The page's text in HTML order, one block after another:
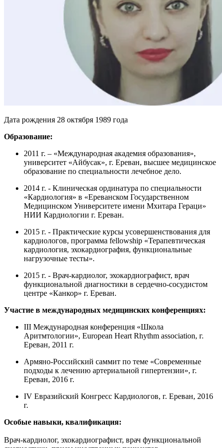
Дата рождения 28 октября 1989 года
Образование:
2011 г. – «Международная академия образования»,
университет «Айбусак», г. Ереван, высшее медицинское
образование по специальности лечебное дело.
2014 г. - Клиническая ординатура по специальности
«Кардиология» в «Ереванском Государственном
Медицинском Университете имени Мхитара Гераци»
НИИ Кардиологии г. Ереван.
2015 г. - Практические курсы усовершенствования для
кардиологов, программа fellowship «Терапевтическая
кардиология, эхокардиография, функциональные
нагрузочные тесты».
2015 г. - Врач-кардиолог, эхокардиографист, врач
функциональной диагностики в сердечно-сосудистом
центре «Канкор» г. Ереван.
Участие в международных медицинских конференциях:
III Международная конференция «Школа
Аритмтологии», European Heart Rhythm association, г.
Ереван, 2011 г.
Армяно-Российский саммит по теме «Современные
подходы к лечению артериальной гипертензии», г.
Ереван, 2016 г.
IV Евразийский Конгресс Кардиологов, г. Ереван, 2016
г.
Особые навыки, квалификация:
Врач-кардиолог, эхокардиографист, врач функциональной